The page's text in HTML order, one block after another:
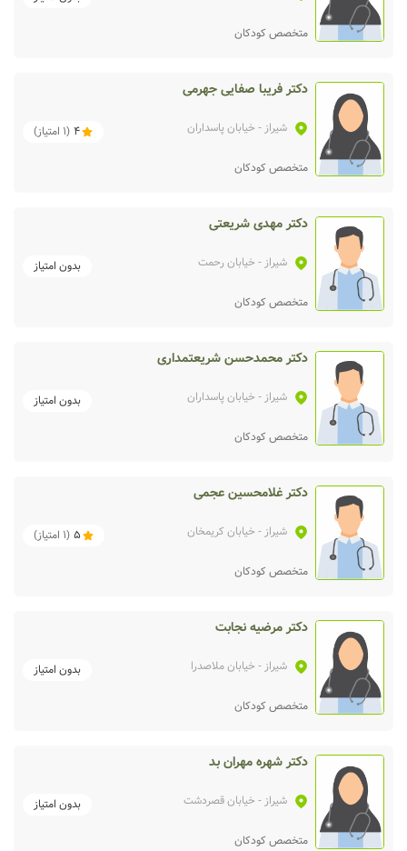
متخصص کودکان
دکتر فریبا صفایی جهرمی
شیراز - خیابان پاسداران 4
(
1 امتیاز)
متخصص کودکان
دکتر مهدی شریعتی
شیراز - خیابان رحمت بدون امتیاز
متخصص کودکان
دکتر محمدحسن شریعتمداری
شیراز - خیابان پاسداران بدون امتیاز
متخصص کودکان
دکتر غلامحسین عجمی
شیراز - خیابان کریمخان 5
(
1 امتیاز)
متخصص کودکان
دکتر مرضیه نجابت
شیراز - خیابان ملاصدرا بدون امتیاز
متخصص کودکان
دکتر شهره مهران بد
شیراز - خیابان قصردشت بدون امتیاز
متخصص کودکان